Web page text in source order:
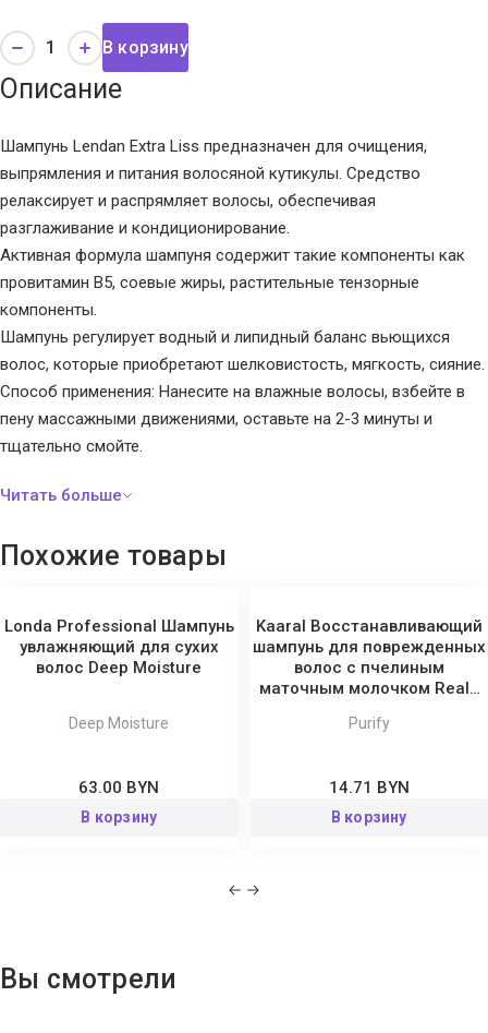
В корзину
Описание
Шампунь Lendan Extra Liss предназначен для очищения,
выпрямления и питания волосяной кутикулы. Средство
релаксирует и распрямляет волосы, обеспечивая
разглаживание и кондиционирование.
Активная формула шампуня содержит такие компоненты как
провитамин В5, соевые жиры, растительные тензорные
компоненты.
Шампунь регулирует водный и липидный баланс вьющихся
волос, которые приобретают шелковистость, мягкость, сияние.
Способ применения: Нанесите на влажные волосы, взбейте в
пену массажными движениями, оставьте на 2-3 минуты и
тщательно смойте.
Похожие товары
Londa Professional Шампунь
увлажняющий для сухих
волос Deep Moisture
Deep Moisture
63.00 BYN
В корзину
Kaaral Восстанавливающий
шампунь для поврежденных
волос с пчелиным
маточным молочком Reale
Purify
14.71 BYN
В корзину
Вы смотрели